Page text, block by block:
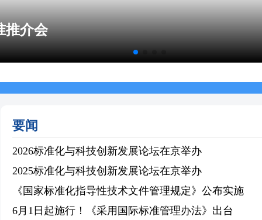
推介会
要闻
2026标准化与科技创新发展论坛在京举办
2025标准化与科技创新发展论坛在京举办
《国家标准化指导性技术文件管理规定》公布实施
6月1日起施行！《采用国际标准管理办法》出台